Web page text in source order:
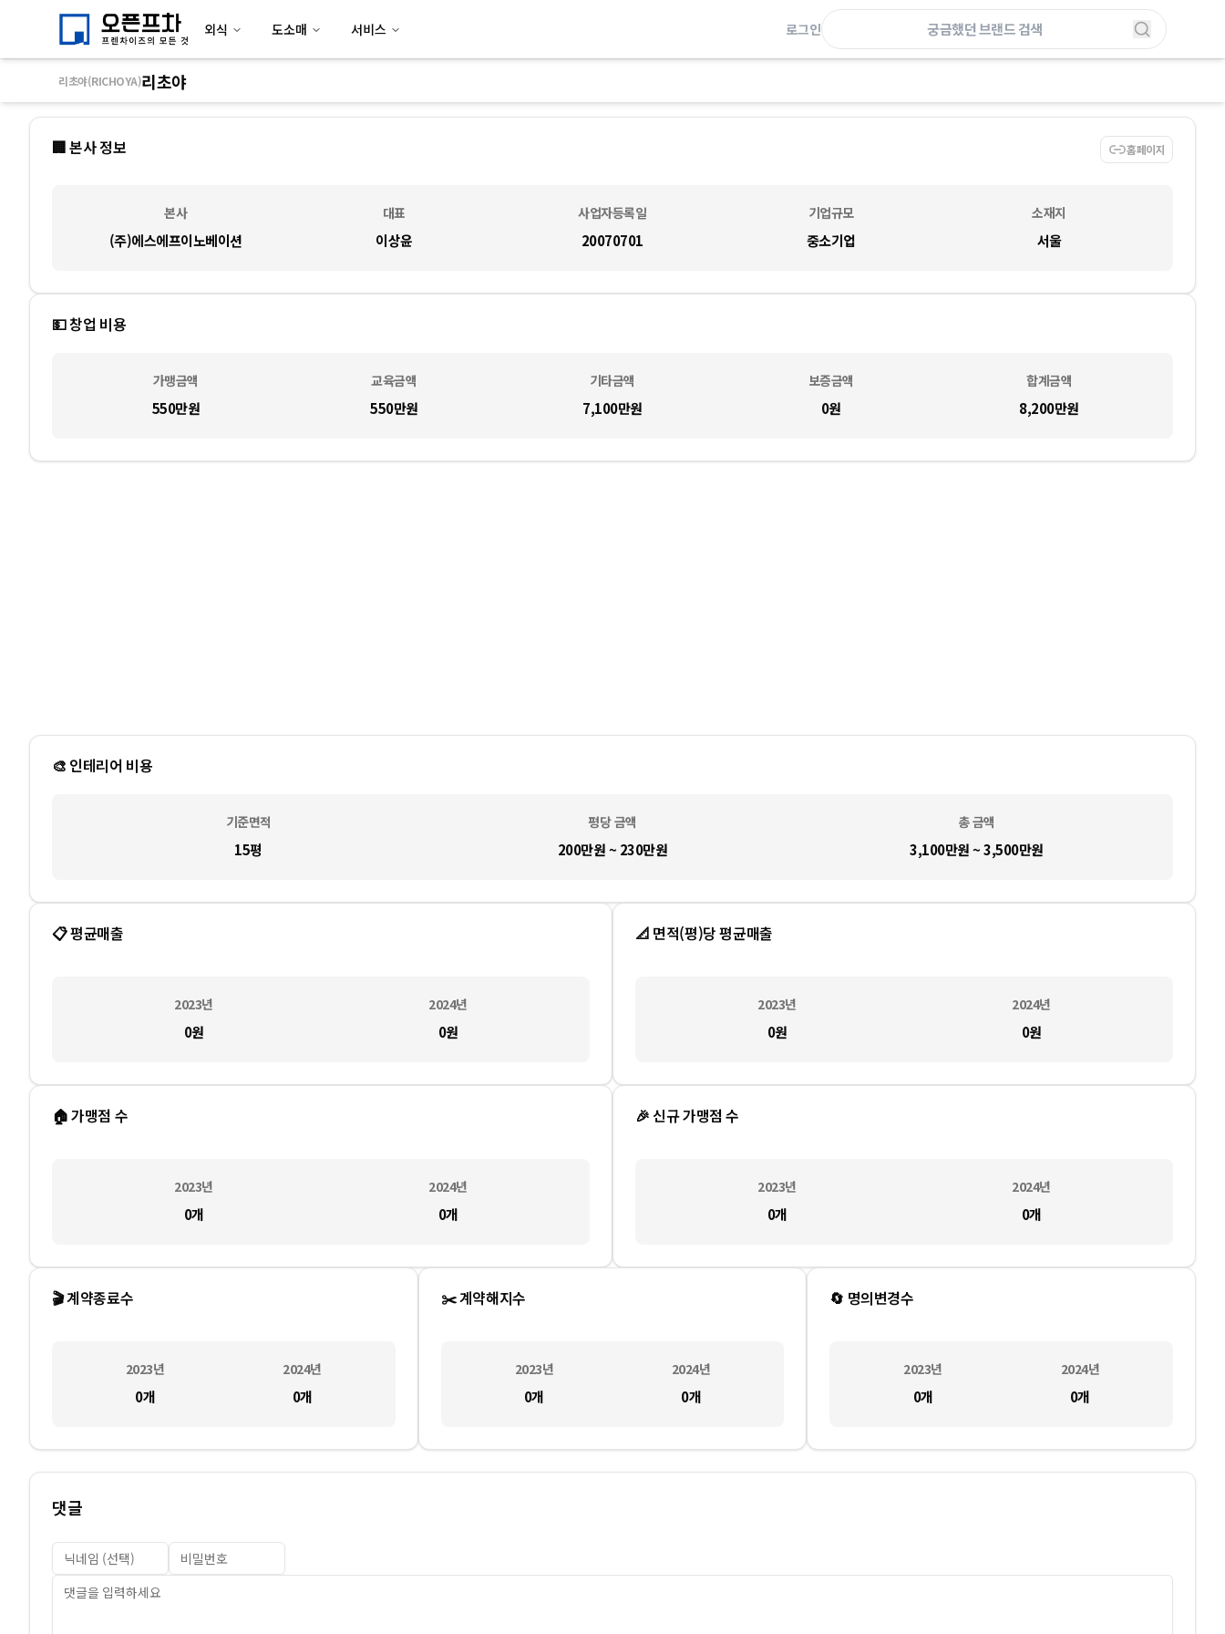
🏢 본사 정보 홈페이지
본사 대표 사업자등록일 기업규모 소재지
(주)에스에프이노베이션 이상윤 20070701 중소기업 서울
리초야(RICHOYA)리초야
💵 창업 비용
가맹금액 교육금액 기타금액 보증금액 합계금액
550만원 550만원 7,100만원 0원 8,200만원
🎨 인테리어 비용
기준면적 평당 금액 총 금액
15평 200만원 ~ 230만원 3,100만원 ~ 3,500만원
📋 평균매출
2023년 2024년
0원 0원
📐 면적(평)당 평균매출
2023년 2024년
0원 0원
🏠 가맹점 수
2023년 2024년
0개 0개
🎉 신규 가맹점 수
2023년 2024년
0개 0개
🎬 계약종료수
2023년 2024년
0개 0개
✂️ 계약해지수
2023년 2024년
0개 0개
🔄 명의변경수
2023년 2024년
0개 0개
댓글
외식 도소매 서비스 로그인